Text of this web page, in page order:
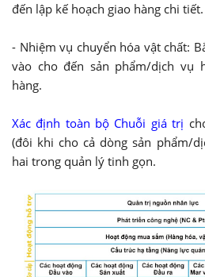
đến lập kế hoạch giao hàng chi tiết.
- Nhiệm vụ chuyển hóa vật chất:
vào cho đến sản phẩm/dịch vụ
hàng.
Xác định toàn bộ Chuỗi giá trị
(đôi khi cho cả dòng sản phẩm/
hai trong quản lý tinh gọn.